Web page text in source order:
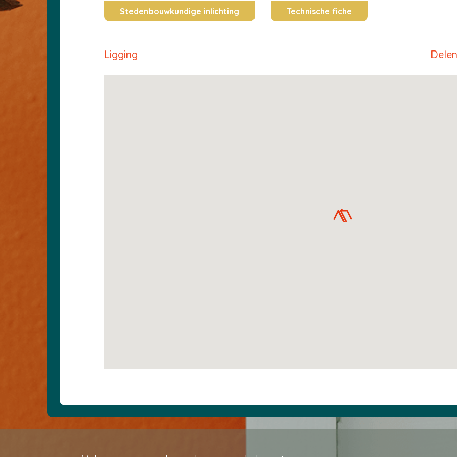
Stedenbouwkundige inlichting Technische fiche
Ligging